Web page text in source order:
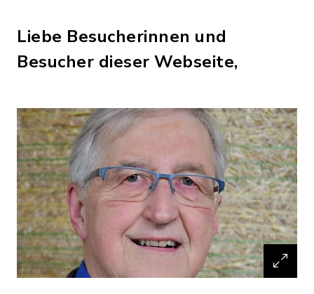
Liebe Besucherinnen und
Besucher dieser Webseite,